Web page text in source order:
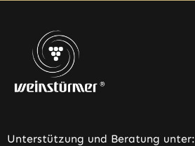
Unterstützung und Beratung unter: